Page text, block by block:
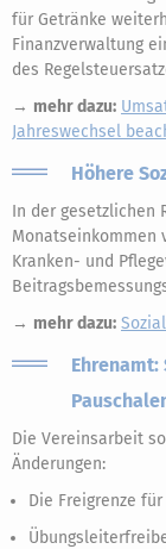
für Getränke
Finanzverwaltung
des
→ mehr dazu:
Jahreswechsel
Höhere
In der gesetzlichen
Monatseinkommen
Kranken- und
→ mehr dazu:
Die Vereinsarbeit
Änderungen:
Die Freigrenze